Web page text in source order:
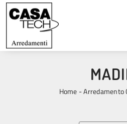
Home -Arredamento